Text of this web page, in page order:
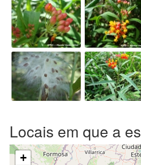
Locais em que a
+